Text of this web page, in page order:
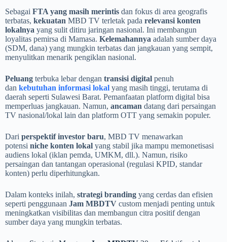
Sebagai FTA yang masih merintis dan fokus di area geografis
terbatas, kekuatan MBD TV terletak pada relevansi konten
lokalnya yang sulit ditiru jaringan nasional. Ini membangun
loyalitas pemirsa di Mamasa. Kelemahannya adalah sumber daya
(SDM, dana) yang mungkin terbatas dan jangkauan yang sempit,
menyulitkan menarik pengiklan nasional.
Peluang terbuka lebar dengan transisi digital penuh
dan kebutuhan informasi lokal yang masih tinggi, terutama di
daerah seperti Sulawesi Barat. Pemanfaatan platform digital bisa
memperluas jangkauan. Namun, ancaman datang dari persaingan
TV nasional/lokal lain dan platform OTT yang semakin populer.
Dari perspektif investor baru, MBD TV menawarkan
potensi niche konten lokal yang stabil jika mampu memonetisasi
audiens lokal (iklan pemda, UMKM, dll.). Namun, risiko
persaingan dan tantangan operasional (regulasi KPID, standar
konten) perlu diperhitungkan.
Dalam konteks inilah, strategi branding yang cerdas dan efisien
seperti penggunaan Jam MBDTV custom menjadi penting untuk
meningkatkan visibilitas dan membangun citra positif dengan
sumber daya yang mungkin terbatas.